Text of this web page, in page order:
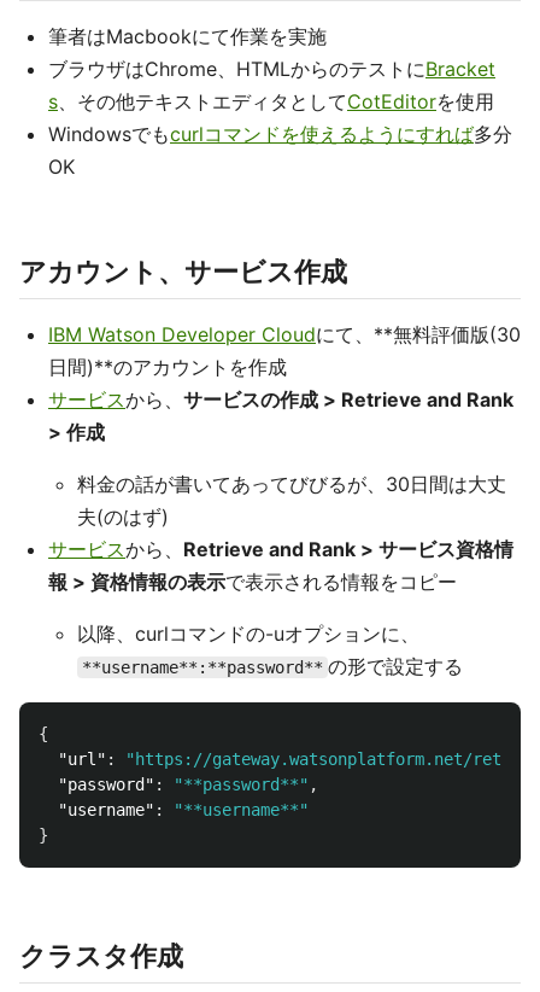
筆者はMacbookにて作業を実施
ブラウザはChrome、HTMLからのテストにBracket
s、その他テキストエディタとしてCotEditorを使用
Windowsでもcurlコマンドを使えるようにすれば多分
OK
アカウント、サービス作成
IBM Watson Developer Cloudにて、**無料評価版(30
日間)**のアカウントを作成
サービスから、 サービスの作成 > Retrieve and Rank
> 作成
料金の話が書いてあってびびるが、30日間は大丈
夫(のはず)
サービスから、 Retrieve and Rank > サービス資格情
報 > 資格情報の表示で表示される情報をコピー
以降、curlコマンドの-uオプションに、
**username**:**password** の形で設定する
{
"url" :
"https://gateway.watsonplatform.net/
"password" : "**password**" ,
"username" :
"**username**"
}
クラスタ作成